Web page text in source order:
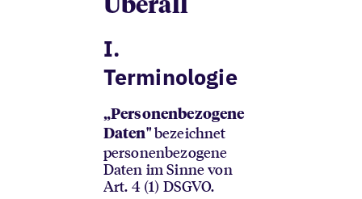
Uberall
I.
Terminologie
„Personenbezogene
Daten" bezeichnet
personenbezogene
Daten im Sinne von
Art. 4 (1) DSGVO.